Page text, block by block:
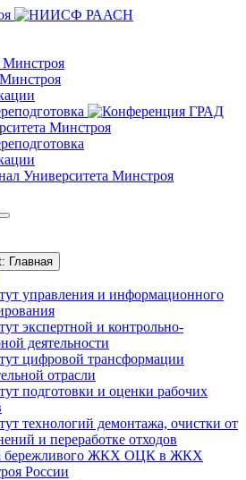
Главная
управления и информационного
экспертной и контрольно-
деятельности
цифровой трансформации
отрасли
подготовки и оценки рабочих
технологий демонтажа, очистки от
и переработке отходов
бережливого ЖКХ ОЦК в ЖКХ
России